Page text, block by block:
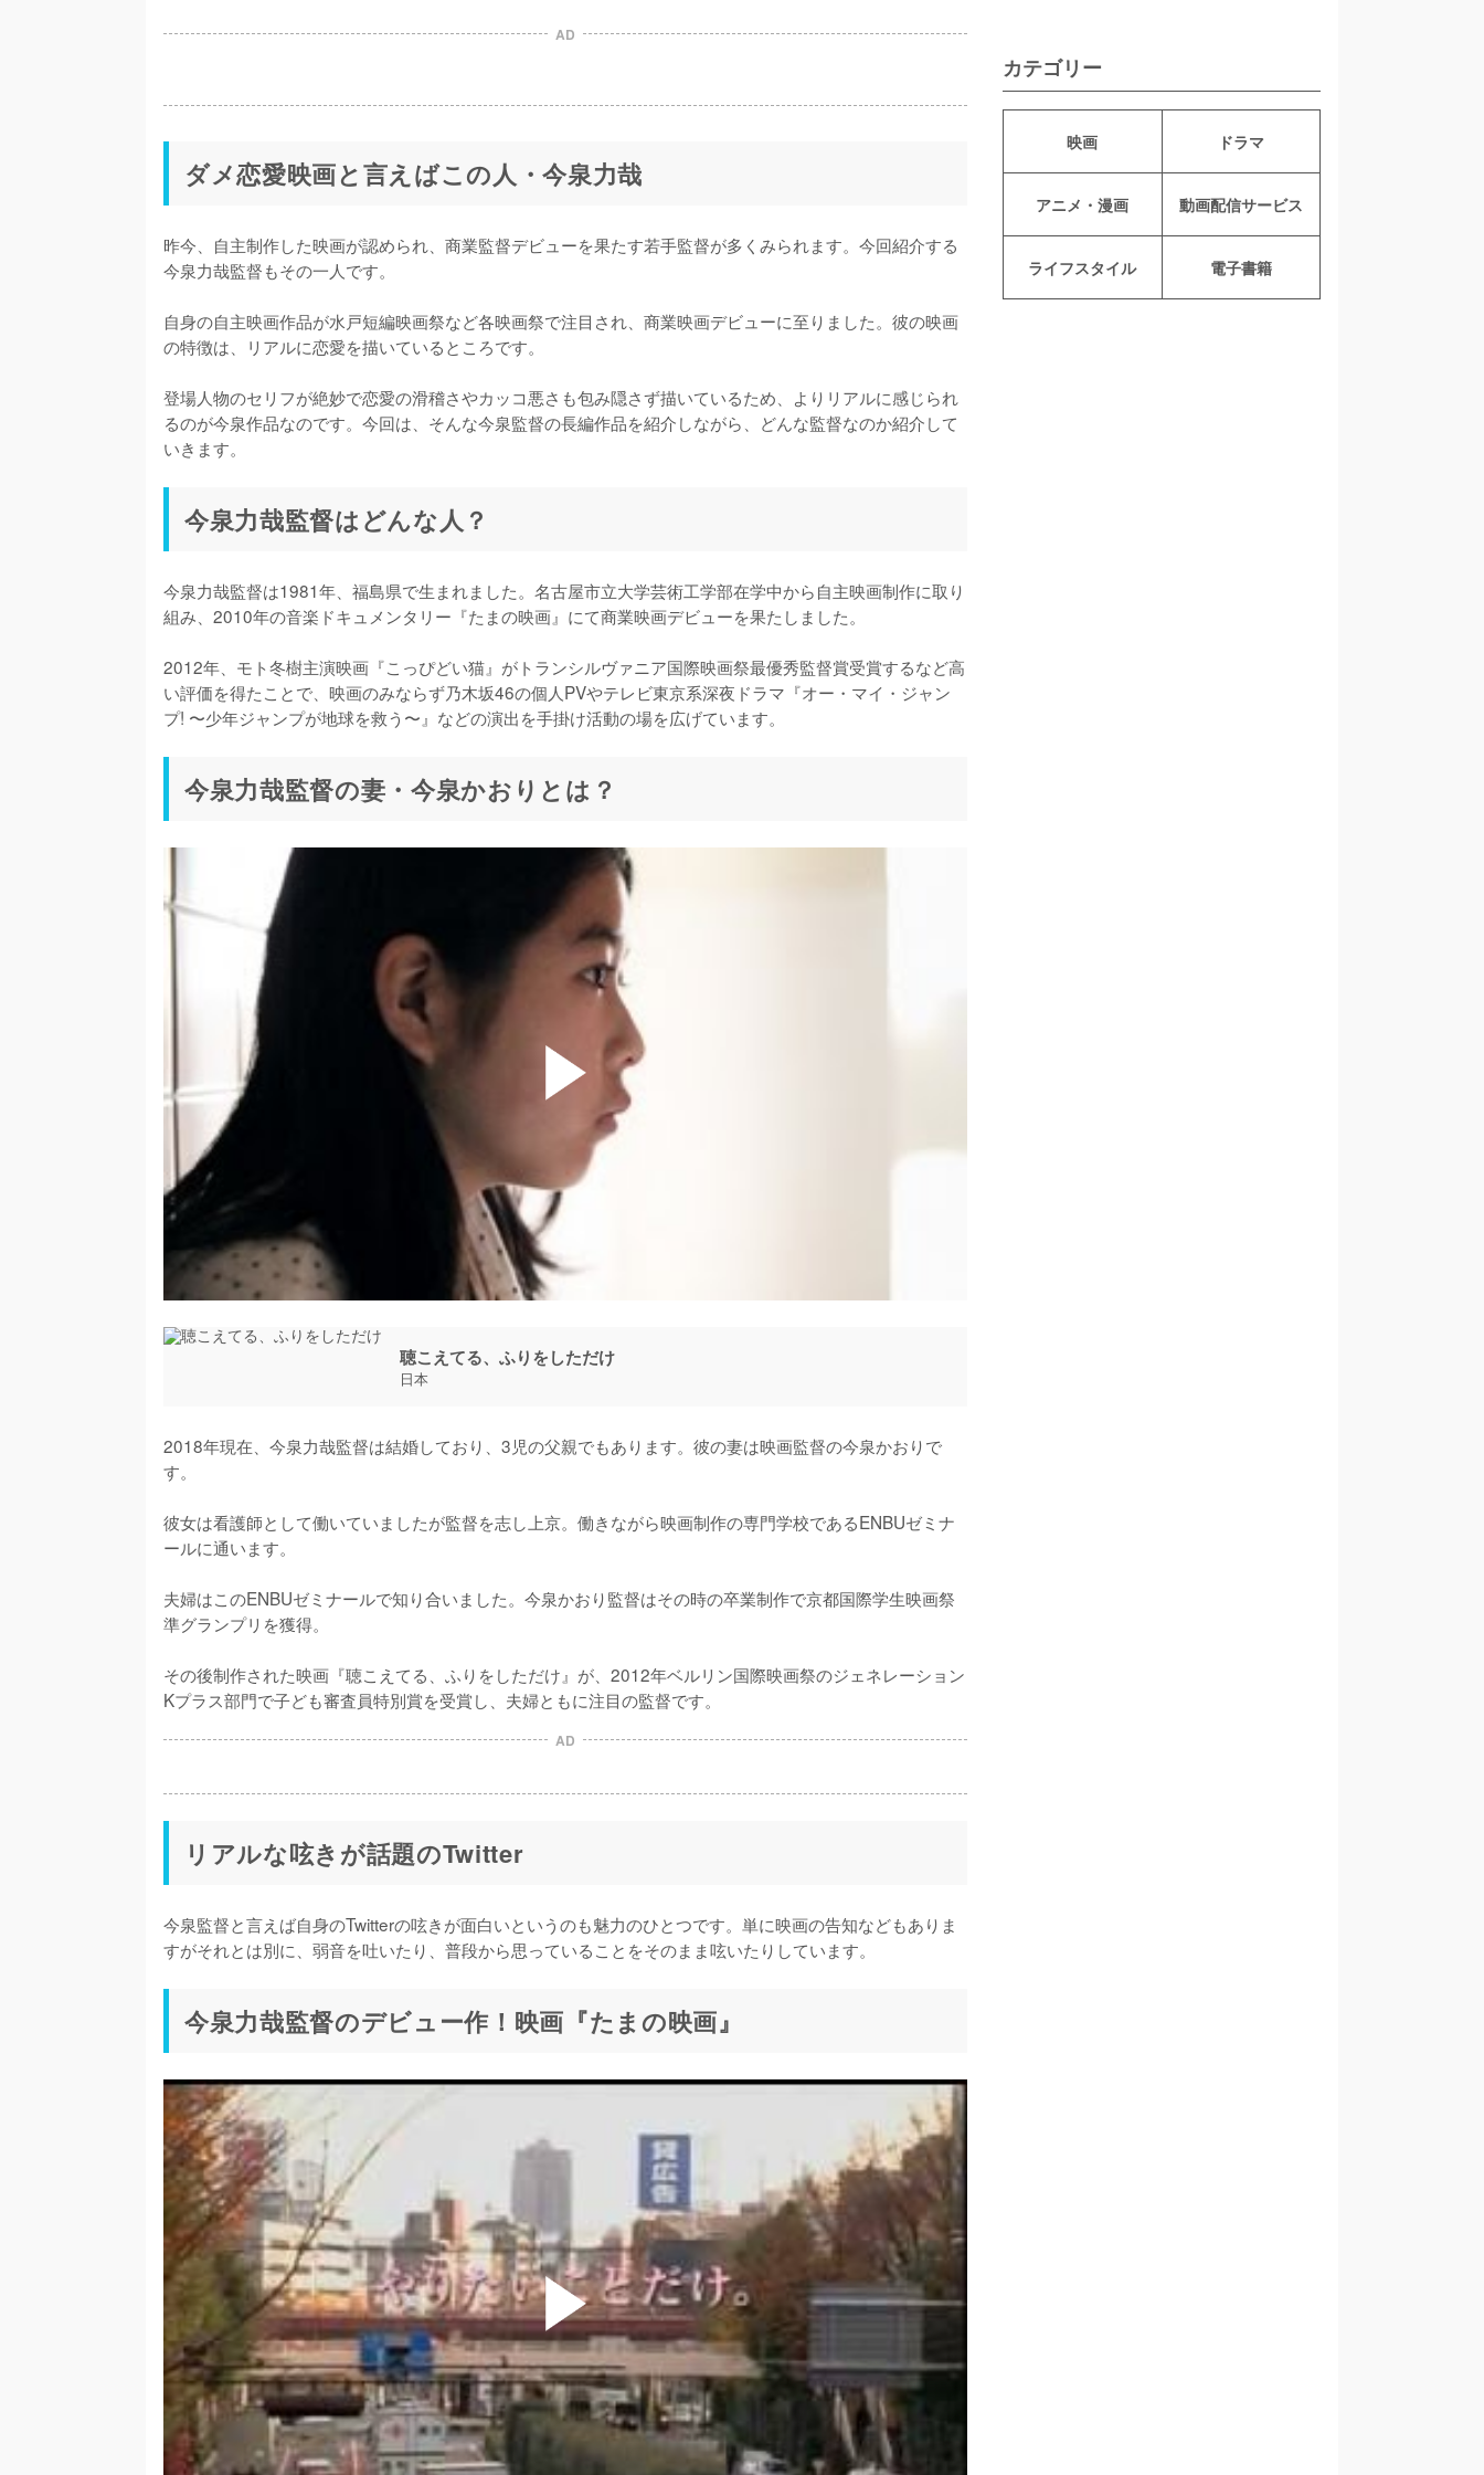
AD
ダメ恋愛映画と言えばこの人・今泉力哉
昨今、自主制作した映画が認められ、商業監督デビューを果たす若手監督が多くみられます。今回紹介する
今泉力哉監督もその一人です。
自身の自主映画作品が水戸短編映画祭など各映画祭で注目され、商業映画デビューに至りました。彼の映画
の特徴は、リアルに恋愛を描いているところです。
登場人物のセリフが絶妙で恋愛の滑稽さやカッコ悪さも包み隠さず描いているため、よりリアルに感じられ
るのが今泉作品なのです。今回は、そんな今泉監督の長編作品を紹介しながら、どんな監督なのか紹介して
いきます。
今泉力哉監督はどんな人？
今泉力哉監督は1981年、福島県で生まれました。名古屋市立大学芸術工学部在学中から自主映画制作に取り
組み、2010年の音楽ドキュメンタリー『たまの映画』にて商業映画デビューを果たしました。
2012年、モト冬樹主演映画『こっぴどい猫』がトランシルヴァニア国際映画祭最優秀監督賞受賞するなど高
い評価を得たことで、映画のみならず乃木坂46の個人PVやテレビ東京系深夜ドラマ『オー・マイ・ジャン
プ! 〜少年ジャンプが地球を救う〜』などの演出を手掛け活動の場を広げています。
今泉力哉監督の妻・今泉かおりとは？
聴こえてる、ふりをしただけ
日本
2018年現在、今泉力哉監督は結婚しており、3児の父親でもあります。彼の妻は映画監督の今泉かおりで
す。
彼女は看護師として働いていましたが監督を志し上京。働きながら映画制作の専門学校であるENBUゼミナ
ールに通います。
夫婦はこのENBUゼミナールで知り合いました。今泉かおり監督はその時の卒業制作で京都国際学生映画祭
準グランプリを獲得。
その後制作された映画『聴こえてる、ふりをしただけ』が、2012年ベルリン国際映画祭のジェネレーション
Kプラス部門で子ども審査員特別賞を受賞し、夫婦ともに注目の監督です。
AD
リアルな呟きが話題のTwitter
今泉監督と言えば自身のTwitterの呟きが面白いというのも魅力のひとつです。単に映画の告知などもありま
すがそれとは別に、弱音を吐いたり、普段から思っていることをそのまま呟いたりしています。
今泉力哉監督のデビュー作！映画『たまの映画』
カテゴリー
映画 ドラマ
アニメ・漫画 動画配信サービス
ライフスタイル 電子書籍